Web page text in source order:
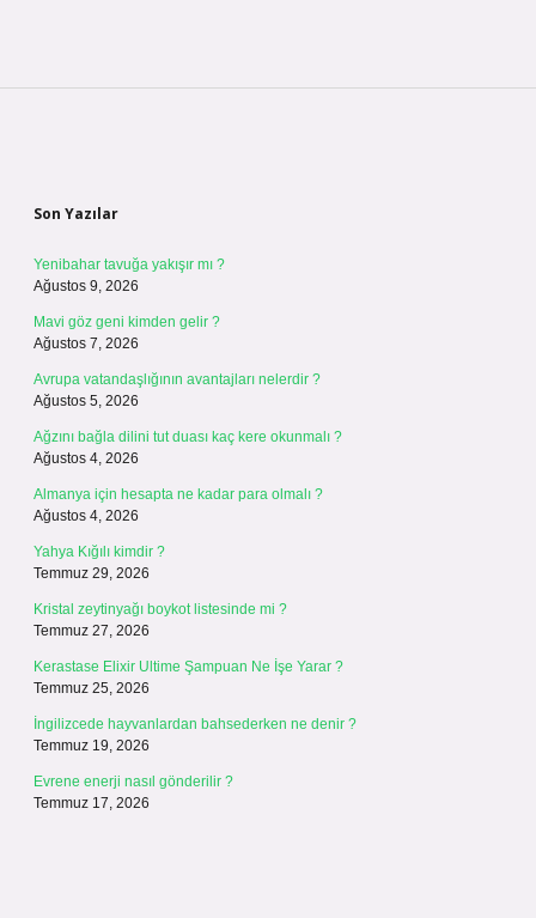
Son Yazılar
Yenibahar tavuğa yakışır mı ?
Ağustos 9, 2026
Mavi göz geni kimden gelir ?
Ağustos 7, 2026
Avrupa vatandaşlığının avantajları nelerdir ?
Ağustos 5, 2026
Ağzını bağla dilini tut duası kaç kere okunmalı ?
Ağustos 4, 2026
Almanya için hesapta ne kadar para olmalı ?
Ağustos 4, 2026
Yahya Kığılı kimdir ?
Temmuz 29, 2026
Kristal zeytinyağı boykot listesinde mi ?
Temmuz 27, 2026
Kerastase Elixir Ultime Şampuan Ne İşe Yarar ?
Temmuz 25, 2026
İngilizcede hayvanlardan bahsederken ne denir ?
Temmuz 19, 2026
Evrene enerji nasıl gönderilir ?
Temmuz 17, 2026